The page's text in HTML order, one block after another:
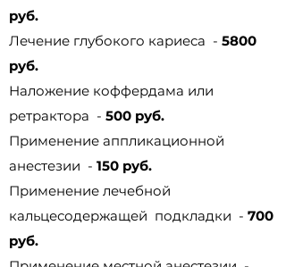
руб.
Лечение глубокого кариеса - 5800
руб.
Наложение коффердама или
ретрактора - 500 руб.
Применение аппликационной
анестезии - 150 руб.
Применение лечебной
кальцесодержащей подкладки - 700
руб.